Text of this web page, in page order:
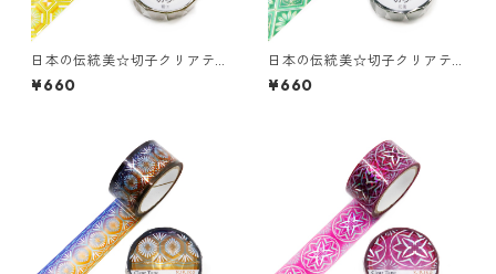
日本の伝統美☆切子クリアテ
ープ☆GR-4108☆蜀江☆ホロ
グラム箔☆20mm
¥660
日本の伝統美☆切子クリアテ
ープ☆GR-4103☆花菱☆ホロ
グラム箔☆20mm
¥660